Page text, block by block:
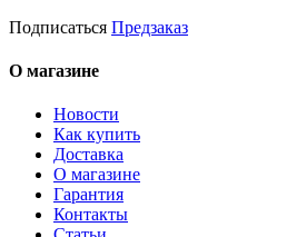
Подписаться Предзаказ
О магазине
Новости
Как купить
Доставка
О магазине
Гарантия
Контакты